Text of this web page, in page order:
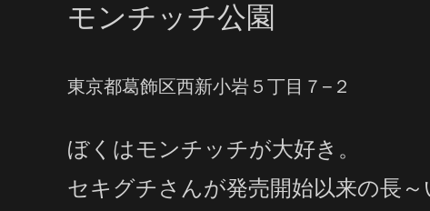
モンチッチ公園
東京都葛飾区西新小岩５丁目７−２
ぼくはモンチッチが大好き。
セキグチさんが発売開始以来の長～